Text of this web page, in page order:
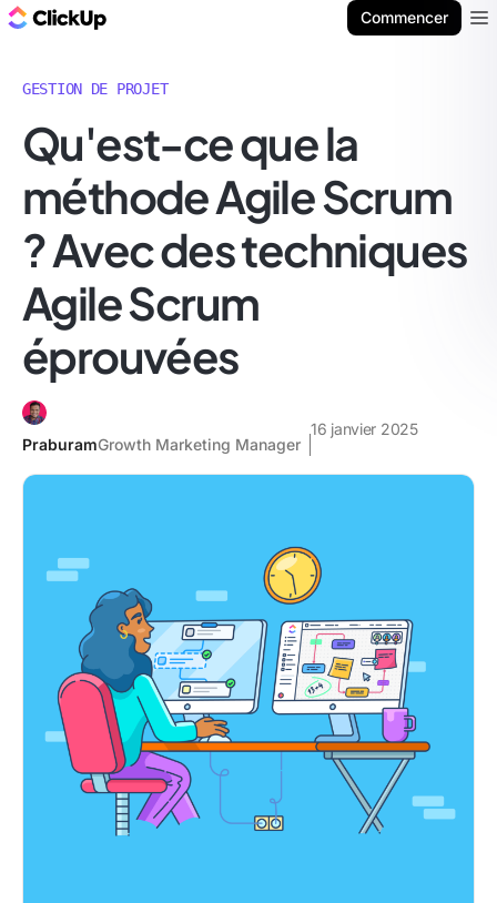
Commencer
GESTION DE PROJET
Qu'est-ce que la
méthode Agile Scrum
? Avec des techniques
Agile Scrum
éprouvées
PraburamGrowth Marketing Manager
16 janvier 2025